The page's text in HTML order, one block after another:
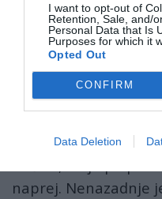
I want to opt-out of
Retention, Sale, and/
Personal Data that Is
Purposes for which it
Opted Out
CONFIRM
Data Deletion
dneva. Če je zelo
čakam nastop, me
prenese tudi v
težko je le, če res
to premagati, se da
Vonnova še dodaja,
naprej. Nenazadnje